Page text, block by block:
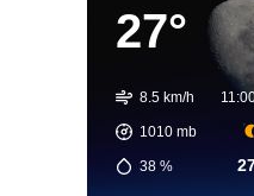
27°
8.5 km/h
1010mb
38%